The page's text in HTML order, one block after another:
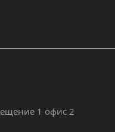
1 офис 2